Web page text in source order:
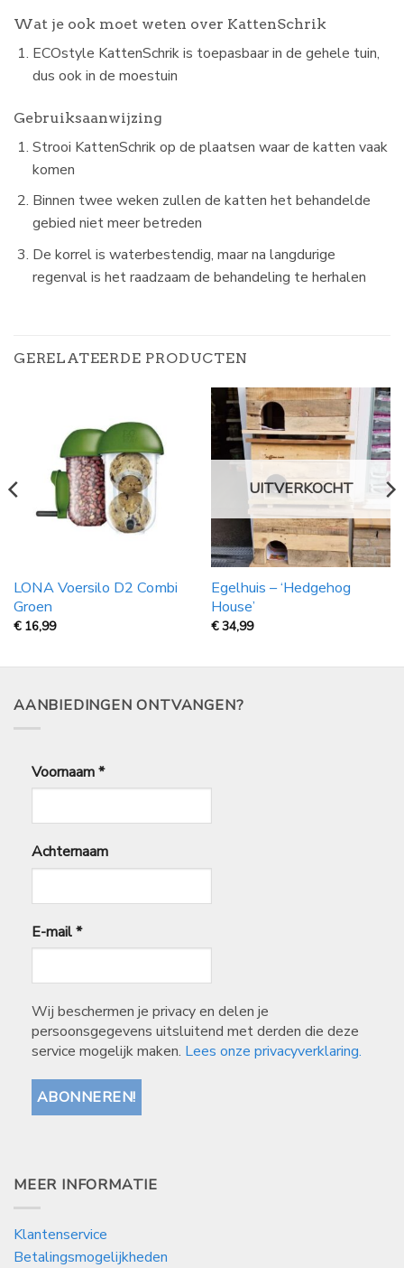
Wat je ook moet weten over KattenSchrik
ECOstyle KattenSchrik is toepasbaar in de gehele tuin,
dus ook in de moestuin
Gebruiksaanwijzing
Strooi KattenSchrik op de plaatsen waar de katten vaak
komen
Binnen twee weken zullen de katten het behandelde
gebied niet meer betreden
De korrel is waterbestendig, maar na langdurige
regenval is het raadzaam de behandeling te herhalen
GERELATEERDE PRODUCTEN
LONA Voersilo D2 Combi
Groen
€ 16,99
UITVERKOCHT
Egelhuis – ‘Hedgehog
House’
€34,99
AANBIEDINGEN ONTVANGEN?
Voornaam*
Achternaam
E-mail*
Wij beschermen je privacy en delen je
persoonsgegevens uitsluitend met derden die deze
service mogelijk maken. Lees onze privacyverklaring.
MEER INFORMATIE
Klantenservice
Betalingsmogelijkheden